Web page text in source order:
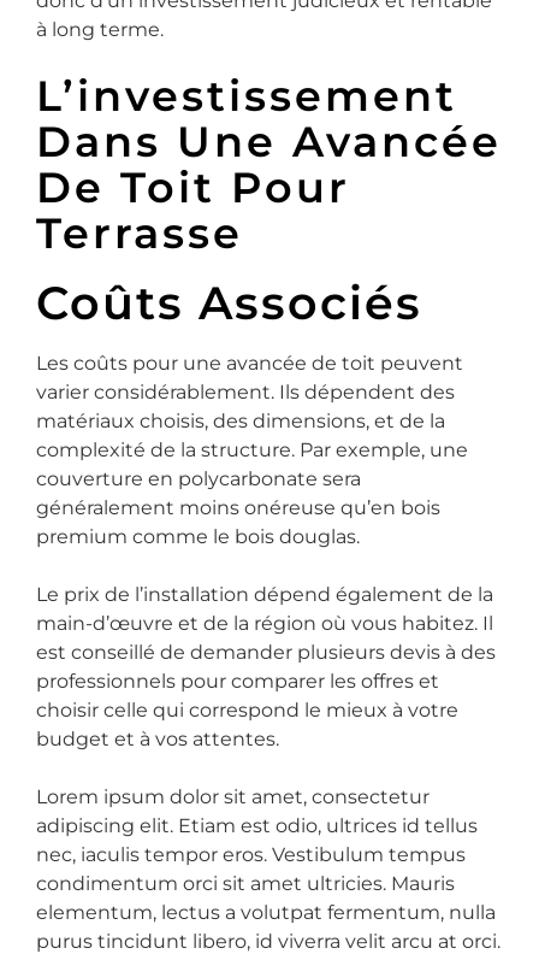
à long terme.
L’investissement
Dans Une Avancée
De Toit Pour
Terrasse
Coûts Associés
Les coûts pour une avancée de toit peuvent
varier considérablement. Ils dépendent des
matériaux choisis, des dimensions, et de la
complexité de la structure. Par exemple, une
couverture en polycarbonate sera
généralement moins onéreuse qu’en bois
premium comme le bois douglas.
Le prix de l’installation dépend également de la
main-d’œuvre et de la région où vous habitez. Il
est conseillé de demander plusieurs devis à des
professionnels pour comparer les offres et
choisir celle qui correspond le mieux à votre
budget et à vos attentes.
Lorem ipsum dolor sit amet, consectetur
adipiscing elit. Etiam est odio, ultrices id tellus
nec, iaculis tempor eros. Vestibulum tempus
condimentum orci sit amet ultricies. Mauris
elementum, lectus a volutpat fermentum, nulla
purus tincidunt libero, id viverra velit arcu at orci.